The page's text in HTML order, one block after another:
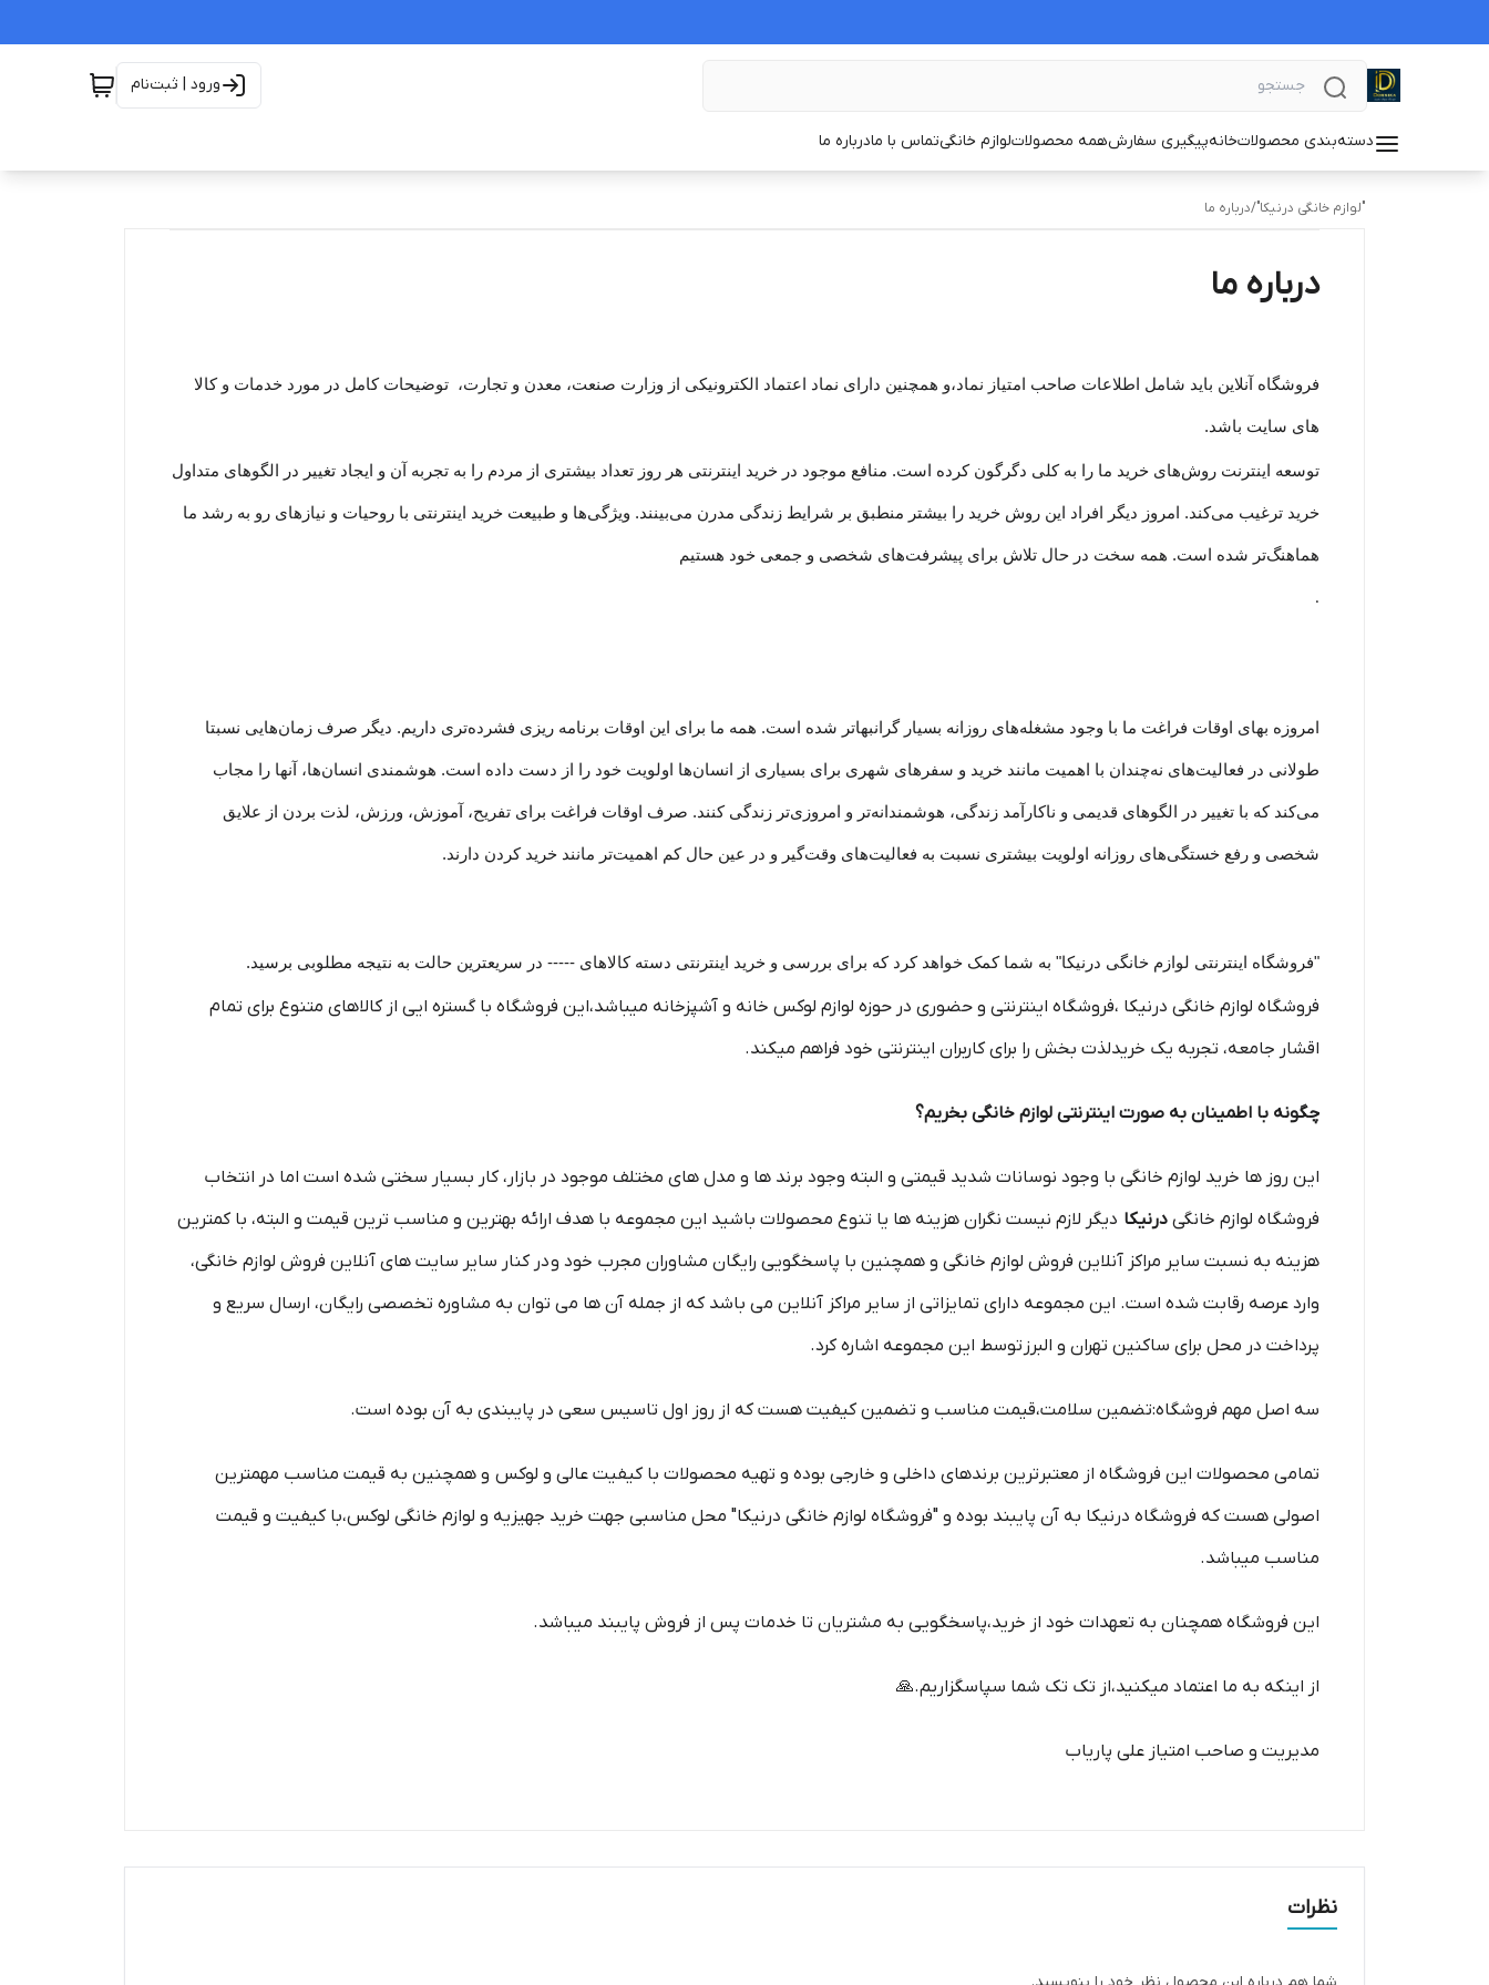
ورود | ثبت‌نام
دسته‌بندی محصولاتخانهپیگیری سفارشهمه محصولاتلوازم خانگیتماس با مادرباره ما
"لوازم خانگی درنیکا"/درباره ما
درباره ما
فروشگاه آنلاین باید شامل اطلاعات صاحب امتیاز نماد،و همچنین دارای نماد اعتماد الکترونیکی از وزارت صنعت، معدن و تجارت، توضیحات کامل در مورد خدمات و کالا
های سایت باشد.
توسعه اینترنت روش‌های خرید ما را به کلی دگرگون کرده است. منافع موجود در خرید اینترنتی هر روز تعداد بیشتری از مردم را به تجربه آن و ایجاد تغییر در الگوهای متداول
خرید ترغیب می‏‌کند. امروز دیگر افراد این روش خرید را بیشتر منطبق بر شرایط زندگی مدرن می‏‏‏‌بینند. ویژگی‏‏‏‌ها و طبیعت خرید اینترنتی با روحیات و نیازهای رو به رشد ما
هماهنگ‏‏‌تر شده است. همه سخت در حال تلاش برای پیشرفت‏‏‌های شخصی و جمعی خود هستیم
.
امروزه بهای اوقات فراغت ما با وجود مشغله‏‌های روزانه بسیار گرانبها‌تر شده است. همه ما برای این اوقات برنامه ریزی فشرده‏‌تری داریم. دیگر صرف زمان‌هایی نسبتا
طولانی در فعالیت‏‌های نه‌چندان با اهمیت مانند خرید و سفرهای شهری برای بسیاری از انسان‌ها اولویت خود را از دست داده است. هوشمندی انسان‌ها، آنها را مجاب
می‏‌کند که با تغییر در الگوهای قدیمی و نا‏کارآمد زندگی، هوشمندانه‏‌تر و امروزی‏‌تر زندگی کنند. صرف اوقات فراغت برای تفریح، آموزش، ورزش، لذت بردن از علایق
شخصی و رفع خستگی‏‏‌های روزانه اولویت بیشتری نسبت به فعالیت‌‏‏‏های وقت‌گیر و در عین حال کم اهمیت‏‏‏‌تر مانند خرید کردن دارند.
"فروشگاه اینترنتی لوازم خانگی درنیکا" به شما کمک خواهد کرد که برای بررسی و خرید اینترنتی دسته کالاهای ----- در سریعترین حالت به نتیجه مطلوبی برسید.
فروشگاه لوازم خانگی درنیکا ،فروشگاه اینترنتی و حضوری در حوزه لوازم لوکس خانه و آشپزخانه میباشد،این فروشگاه با گستره ایی از کالاهای متنوع برای تمام
اقشار جامعه، تجربه یک خریدلذت بخش را برای کاربران اینترنتی خود فراهم میکند.
چگونه با اطمینان به صورت اینترنتی لوازم خانگی بخریم؟
این روز ها خرید لوازم خانگی با وجود نوسانات شدید قیمتی و البته وجود برند ها و مدل های مختلف موجود در بازار، کار بسیار سختی شده است اما در انتخاب
فروشگاه لوازم خانگی درنیکا دیگر لازم نیست نگران هزینه ها یا تنوع محصولات باشید این مجموعه با هدف ارائه بهترین و مناسب ترین قیمت و البته، با کمترین
هزینه به نسبت سایر مراکز آنلاین فروش لوازم خانگی و همچنین با پاسخگویی رایگان مشاوران مجرب خود و در کنار سایر سایت های آنلاین فروش لوازم خانگی،
وارد عرصه رقابت شده است. این مجموعه دارای تمایزاتی از سایر مراکز آنلاین می باشد که از جمله آن ها می توان به مشاوره تخصصی رایگان، ارسال سریع و
پرداخت در محل برای ساکنین تهران و البرز توسط این مجموعه اشاره کرد.
سه اصل مهم فروشگاه:تضمین سلامت،قیمت مناسب و تضمین کیفیت هست که از روز اول تاسیس سعی در پایبندی به آن بوده است.
تمامی محصولات این فروشگاه از معتبرترین برندهای داخلی و خارجی بوده و تهیه محصولات با کیفیت عالی و لوکس و همچنین به قیمت مناسب مهمترین
اصولی هست که فروشگاه درنیکا به آن پایبند بوده و "فروشگاه لوازم خانگی درنیکا" محل مناسبی جهت خرید جهیزیه و لوازم خانگی لوکس،با کیفیت و قیمت
مناسب میباشد.
این فروشگاه همچنان به تعهدات خود از خرید،پاسخگویی به مشتریان تا خدمات پس از فروش پایبند میباشد.
از اینکه به ما اعتماد میکنید،از تک تک شما سپاسگزاریم.🙏
مدیریت و صاحب امتیاز علی پاریاب
نظرات